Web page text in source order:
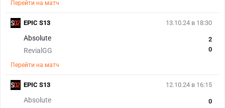
Перейти на матч
13.10.24 в 18:30
Absolute
RevialGG
2
0
Перейти на матч
EPIC S13
12.10.24 в 16:15
Absolute
0
EPIC S13